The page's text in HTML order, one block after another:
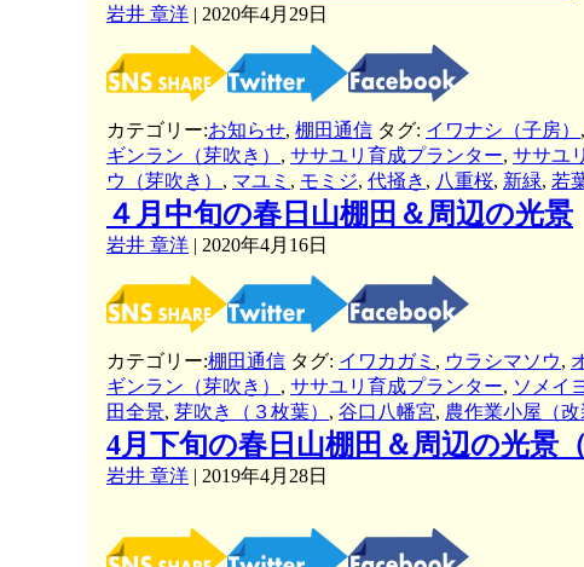
岩井 章洋 | 2020年4月29日
カテゴリー:お知らせ, 棚田通信 タグ: イワナシ（子房） ,
ギンラン（芽吹き） , ササユリ育成プランター, ササユ
ウ（芽吹き） , マユミ , モミジ, 代掻き , 八重桜, 新緑, 若
４月中旬の春日山棚田＆周辺の光景
岩井 章洋 | 2020年4月16日
カテゴリー:棚田通信 タグ: イワカガミ , ウラシマソウ,
ギンラン（芽吹き） , ササユリ育成プランター, ソメイ
田全景, 芽吹き（３枚葉） , 谷口八幡宮, 農作業小屋（改
4月下旬の春日山棚田＆周辺の光景
岩井 章洋 | 2019年4月28日